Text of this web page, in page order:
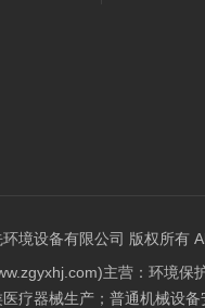
境设备有限公司 版权所有
主营：环境
疗器械生产；普通机械设